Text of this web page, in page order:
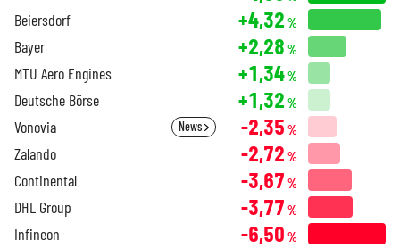
Beiersdorf +4,32 %
Bayer +2,28 %
MTU Aero Engines +1,34%
Deutsche Börse +1,32 %
Vonovia News -2,35 %
Zalando -2,72 %
Continental -3,67 %
DHL Group -3,77 %
Infineon -6,50 %